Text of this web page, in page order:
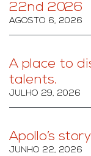
22nd 2026
AGOSTO 6, 2026
A place to
talents.
JULHO 29, 2026
Apollo’s
JUNHO 22, 2026